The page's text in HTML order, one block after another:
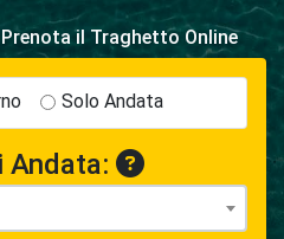
il Traghetto Online
Solo Andata
Andata: